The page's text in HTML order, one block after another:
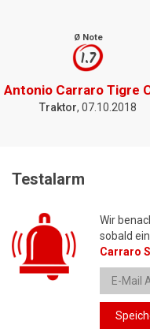
Ø Note
1.7
Traktor, 07.10.2018
Testalarm
Wir
sobald ein
Carraro